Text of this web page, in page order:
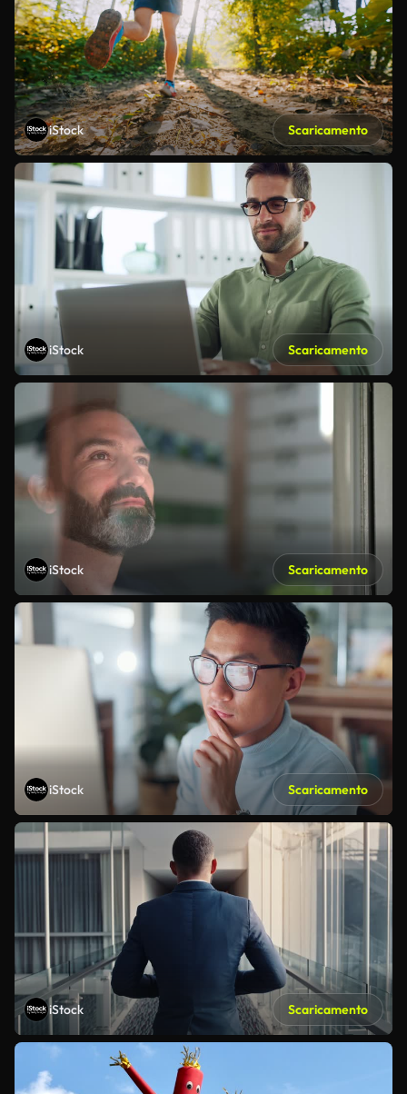
iStock Scaricamento
iStock Scaricamento
iStock Scaricamento
iStock Scaricamento
iStock Scaricamento